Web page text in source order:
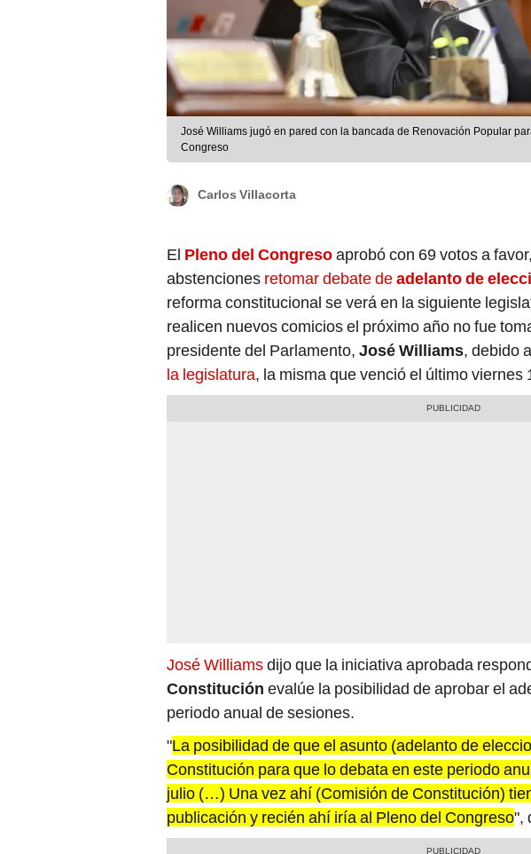
José Williams jugó en pared con la bancada de Renovación Popular
Congreso
Carlos Villacorta
El Pleno del Congresoaprobó con 69 votos a
abstenciones retomar debate deadelanto de
reforma constitucional se verá en la siguiente
realicen nuevos comicios el próximo año no fue
presidente del Parlamento, José Williams, debido
la legislatura, la misma que venció el último viernes
José Williamsdijo que la iniciativa aprobada
Constitución evalúe la posibilidad de aprobar el
periodo anual de sesiones.
"La posibilidad de que el asunto (adelanto de
Constitución para que lo debata en este periodo
julio (…) Una vez ahí (Comisión de Constitución)
publicación y recién ahí iría al Pleno del Congreso",